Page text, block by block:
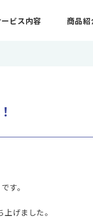
ビス内容 商品紹
す。
げました。